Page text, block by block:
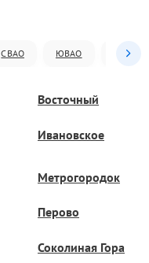
СВАО ЮВАО ЮАО
Восточный
Ивановское
Метрогородок
Перово
Соколиная Гора